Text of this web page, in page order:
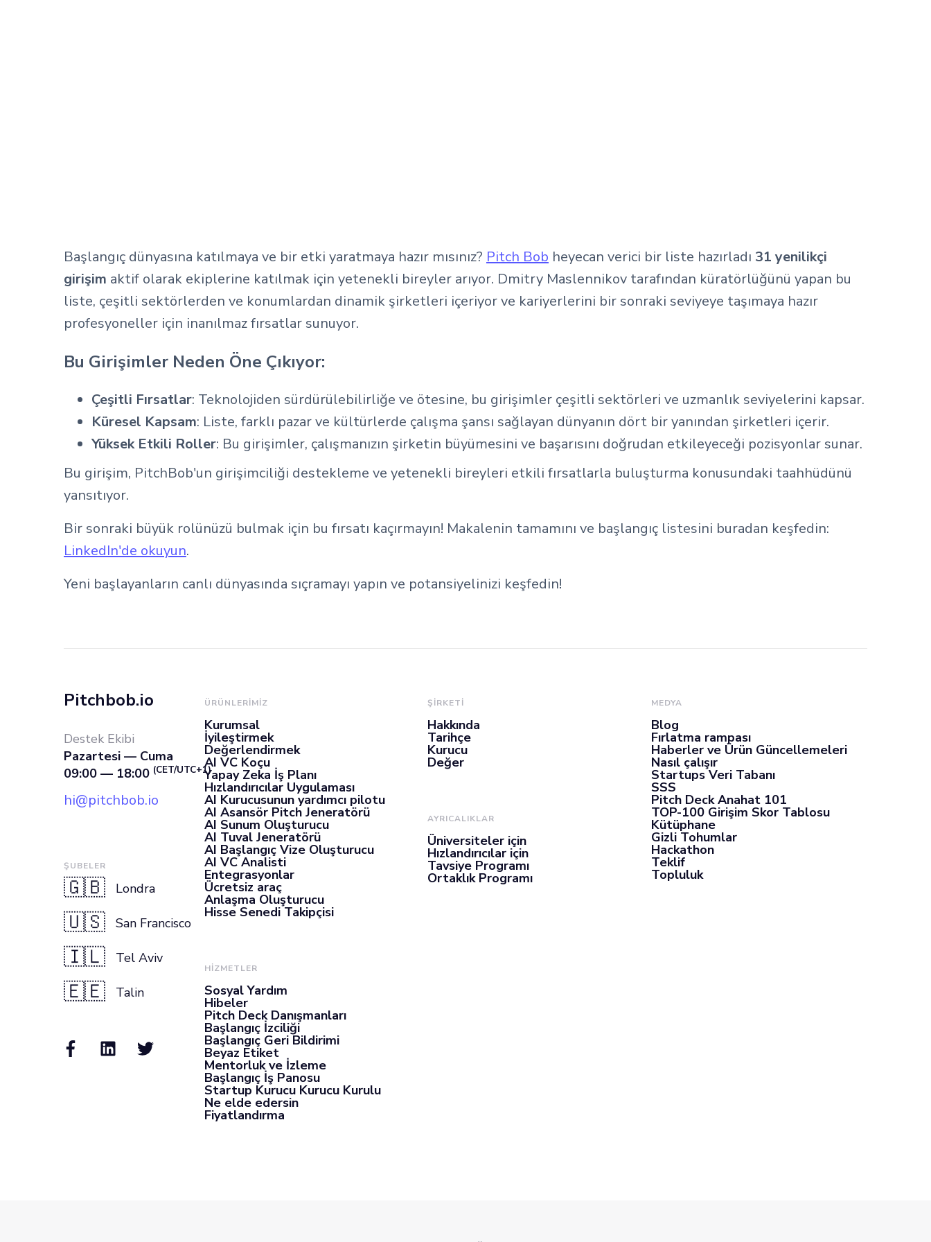
Başlangıç dünyasına katılmaya ve bir etki yaratmaya hazır mısınız? Pitch Bob heyecan verici bir liste hazırladı 31 yenilikçi
girişim aktif olarak ekiplerine katılmak için yetenekli bireyler arıyor. Dmitry Maslennikov tarafından küratörlüğünü yapan bu
liste, çeşitli sektörlerden ve konumlardan dinamik şirketleri içeriyor ve kariyerlerini bir sonraki seviyeye taşımaya hazır
profesyoneller için inanılmaz fırsatlar sunuyor.
Bu Girişimler Neden Öne Çıkıyor:
Çeşitli Fırsatlar: Teknolojiden sürdürülebilirliğe ve ötesine, bu girişimler çeşitli sektörleri ve uzmanlık seviyelerini kapsar.
Küresel Kapsam: Liste, farklı pazar ve kültürlerde çalışma şansı sağlayan dünyanın dört bir yanından şirketleri içerir.
Yüksek Etkili Roller: Bu girişimler, çalışmanızın şirketin büyümesini ve başarısını doğrudan etkileyeceği pozisyonlar sunar.
Bu girişim, PitchBob'un girişimciliği destekleme ve yetenekli bireyleri etkili fırsatlarla buluşturma konusundaki taahhüdünü
yansıtıyor.
Bir sonraki büyük rolünüzü bulmak için bu fırsatı kaçırmayın! Makalenin tamamını ve başlangıç listesini buradan keşfedin:
LinkedIn'de okuyun.
Yeni başlayanların canlı dünyasında sıçramayı yapın ve potansiyelinizi keşfedin!
Pitchbob.io
Destek Ekibi
Pazartesi — Cuma
09:00 — 18:00 (CET/UTC+1)
hi@pitchbob.io
ŞUBELER
🇬🇧 Londra
🇺🇸 San Francisco
🇮🇱 Tel Aviv
🇪🇪 Talin
ÜRÜNLERIMIZ
Kurumsal
İyileştirmek
Değerlendirmek
AI VC Koçu
Yapay Zeka İş Planı
Hızlandırıcılar Uygulaması
AI Kurucusunun yardımcı pilotu
AI Asansör Pitch Jeneratörü
AI Sunum Oluşturucu
AI Tuval Jeneratörü
AI Başlangıç Vize Oluşturucu
AI VC Analisti
Entegrasyonlar
Ücretsiz araç
Anlaşma Oluşturucu
Hisse Senedi Takipçisi
HİZMETLER
Sosyal Yardım
Hibeler
Pitch Deck Danışmanları
Başlangıç İzciliği
Başlangıç Geri Bildirimi
Beyaz Etiket
Mentorluk ve İzleme
Başlangıç İş Panosu
Startup Kurucu Kurucu Kurulu
Ne elde edersin
Fiyatlandırma
ŞİRKETİ
Hakkında
Tarihçe
Kurucu
Değer
AYRICALIKLAR
Üniversiteler için
Hızlandırıcılar için
Tavsiye Programı
Ortaklık Programı
MEDYA
Blog
Fırlatma rampası
Haberler ve Ürün Güncellemeleri
Nasıl çalışır
Startups Veri Tabanı
SSS
Pitch Deck Anahat 101
TOP-100 Girişim Skor Tablosu
Kütüphane
Gizli Tohumlar
Hackathon
Teklif
Topluluk